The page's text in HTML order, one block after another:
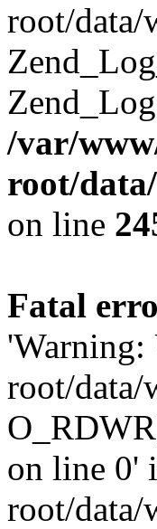
root/
/var/
root/
on line
Fatal
root/data/
on line 0'
root/data/